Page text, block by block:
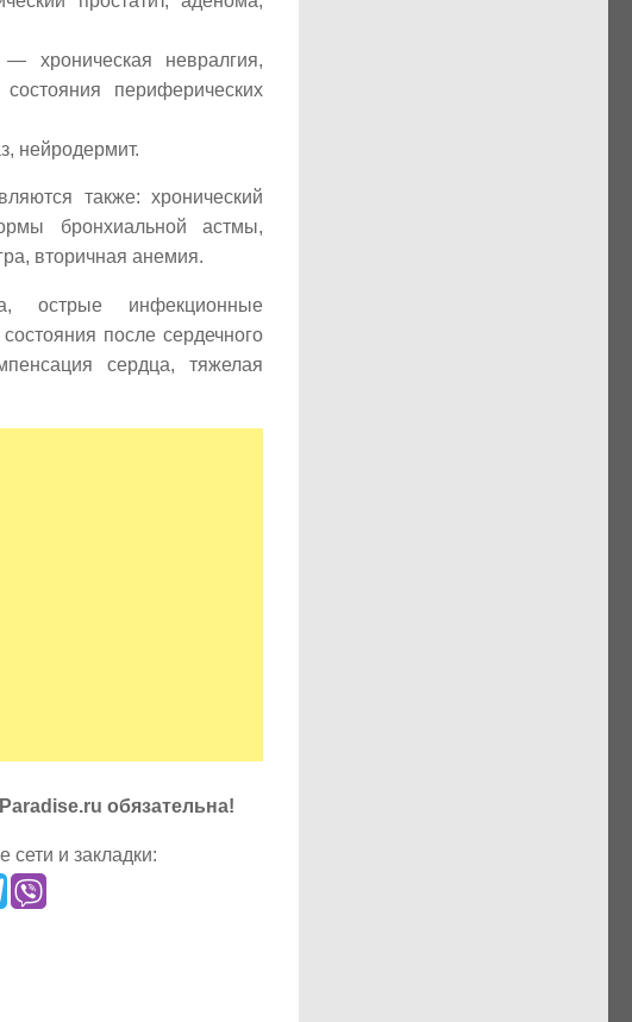
хроническая невралгия,
состояния периферических
нейродермит.
также: хронический
бронхиальной астмы,
вторичная анемия.
острые инфекционные
после сердечного
сердца, тяжелая
обязательна!
сети и закладки: